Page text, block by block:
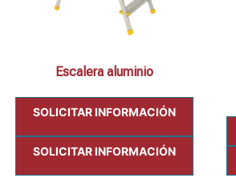
Escalera aluminio
SOLICITAR INFORMACIÓN
SOLICITAR INFORMACIÓN